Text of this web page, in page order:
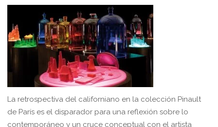
La retrospectiva del californiano en la colección Pinault
de París es el disparador para una reflexión sobre lo
contemporáneo y un cruce conceptual con el artista